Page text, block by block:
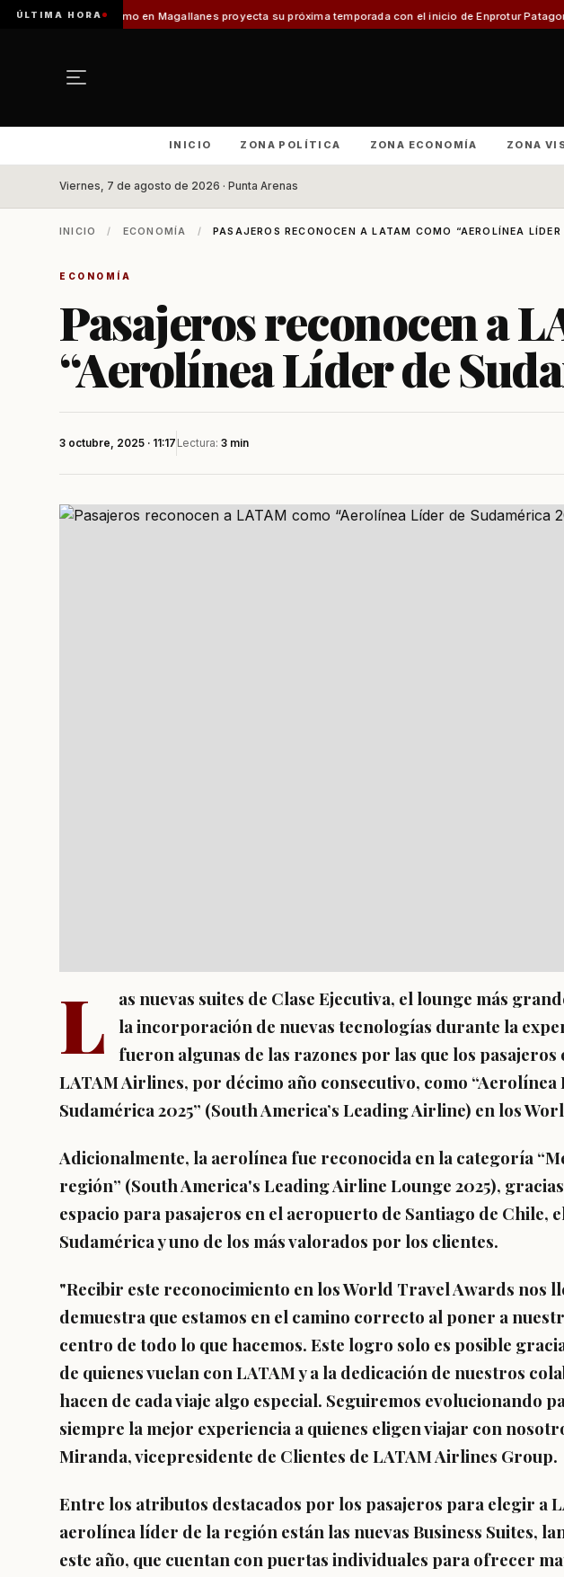
ÚLTIMA HORA
Turismo en Magallanes proyecta su próxima temporada con el inicio de Enprotur Patagonia 2026
INICIO ZONA POLÍTICA ZONA ECONOMÍA ZONA
Viernes, 7 de agosto de 2026 · Punta Arenas
INICIO / ECONOMÍA / PASAJEROS RECONOCEN A LATAM COMO “AEROLÍNEA LÍDER
ECONOMÍA
Pasajeros reconocen a
“Aerolínea Líder de
3 octubre, 2025 · 11:17 Lectura: 3 min
L
as nuevas suites de Clase Ejecutiva, el lounge más
la incorporación de nuevas tecnologías durante la
fueron algunas de las razones por las que los
LATAM Airlines, por décimo año consecutivo, como “Aerolínea
Sudamérica 2025” (South America’s Leading Airline) en los
Adicionalmente, la aerolínea fue reconocida en la categoría
región” (South America's Leading Airline Lounge 2025),
espacio para pasajeros en el aeropuerto de Santiago de Chile,
Sudamérica y uno de los más valorados por los clientes.
"Recibir este reconocimiento en los World Travel Awards nos
demuestra que estamos en el camino correcto al poner a
centro de todo lo que hacemos. Este logro solo es posible
de quienes vuelan con LATAM y a la dedicación de nuestros
hacen de cada viaje algo especial. Seguiremos evolucionando
siempre la mejor experiencia a quienes eligen viajar con
Miranda, vicepresidente de Clientes de LATAM Airlines Group.
Entre los atributos destacados por los pasajeros para elegir a
aerolínea líder de la región están las nuevas Business Suites,
este año, que cuentan con puertas individuales para ofrecer